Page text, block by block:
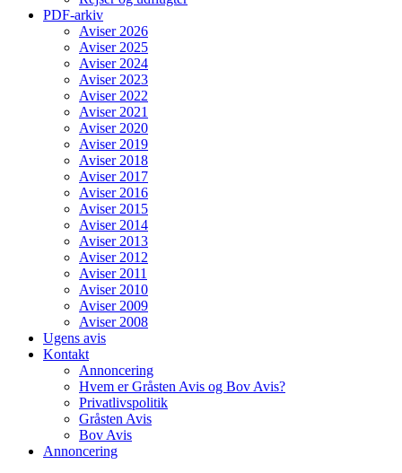
PDF-arkiv
Aviser 2026
Aviser 2025
Aviser 2024
Aviser 2023
Aviser 2022
Aviser 2021
Aviser 2020
Aviser 2019
Aviser 2018
Aviser 2017
Aviser 2016
Aviser 2015
Aviser 2014
Aviser 2013
Aviser 2012
Aviser 2011
Aviser 2010
Aviser 2009
Aviser 2008
Ugens avis
Kontakt
Annoncering
Hvem er Gråsten Avis og Bov Avis?
Privatlivspolitik
Gråsten Avis
Bov Avis
Annoncering